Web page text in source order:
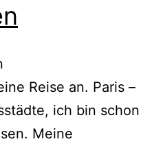
Reise an. Paris –
ich bin schon
Meine